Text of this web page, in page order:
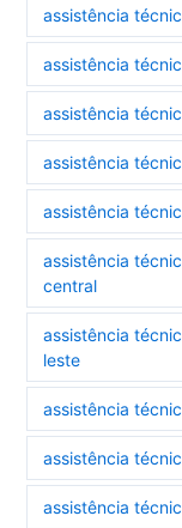
assistência
assistência
assistência
assistência
assistência
assistência
central
assistência
leste
assistência
assistência
assistência